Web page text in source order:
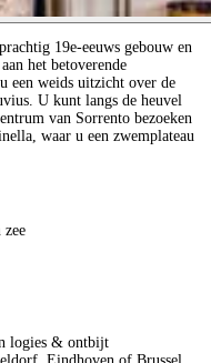
19e-eeuws gebouw en
het betoverende
een weids uitzicht over de
U kunt langs de heuvel
van Sorrento bezoeken
waar u een zwemplateau
zee
logies & ontbijt